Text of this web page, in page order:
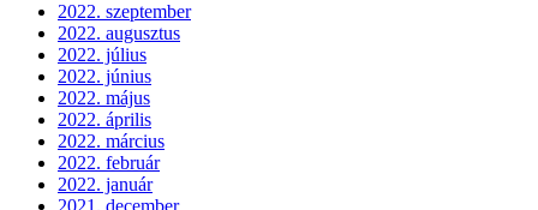
2022. szeptember
2022. augusztus
2022. július
2022. június
2022. május
2022. április
2022. március
2022. február
2022. január